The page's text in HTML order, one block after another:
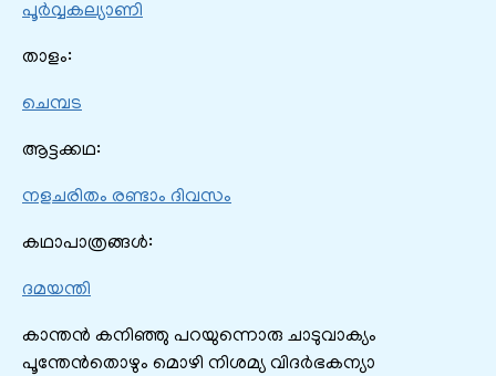
പൂർവ്വകല്യാണി
താളം:
ചെമ്പട
ആട്ടക്കഥ:
നളചരിതം രണ്ടാം ദിവസം
കഥാപാത്രങ്ങൾ:
ദമയന്തി
കാന്തൻ കനിഞ്ഞു പറയുന്നൊരു ചാടുവാക്യം
പൂന്തേൻതൊഴും മൊഴി നിശമ്യ വിദർഭകന്യാ